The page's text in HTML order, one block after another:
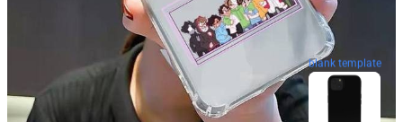
blank template